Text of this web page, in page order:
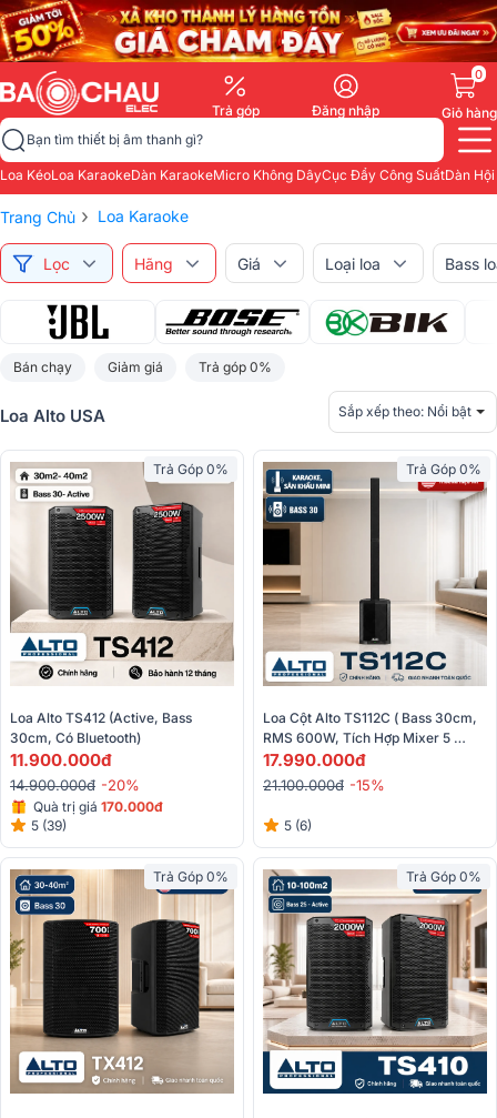
Trả góp Đăng nhập
0
Giỏ hàng
Bạn tìm thiết bị âm thanh gì?
Loa KéoLoa KaraokeDàn KaraokeMicro Không DâyCục Đẩy Công SuấtDàn
Trang Chủ › Loa Karaoke
Lọc Hãng Giá Loại loa Bass
Bán chạy Giảm giá Trả góp 0%
Loa Alto USA Sắp xếp theo: Nổi bật
Trả Góp 0%
Loa Alto TS412 (Active, Bass
30cm, Có Bluetooth)
11.900.000đ
14.900.000đ -20%
Quà trị giá 170.000đ
5 (39)
Trả Góp 0%
Loa Cột Alto TS112C ( Bass 30cm,
RMS 600W, Tích Hợp Mixer 5
Kênh, Class D)
17.990.000đ
21.100.000đ -15%
5 (6)
Trả Góp 0% Trả Góp 0%